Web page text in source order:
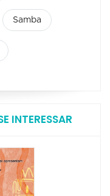
Samba
INTERESSAR